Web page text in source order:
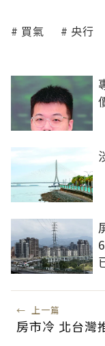
買氣 央行
← 上一篇
房市冷 北台灣